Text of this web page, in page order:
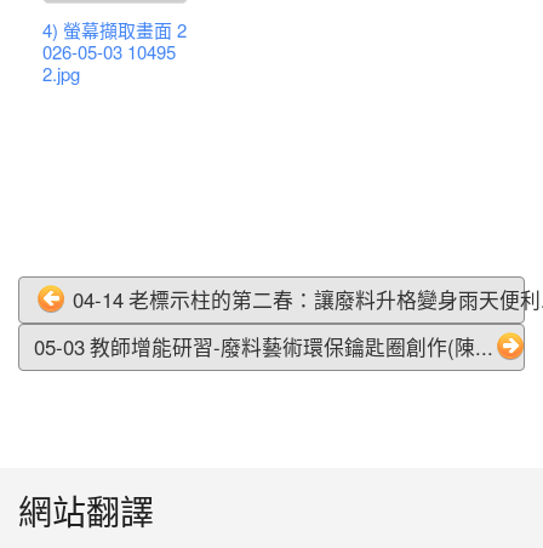
4) 螢幕擷取畫面 2
026-05-03 10495
2.jpg
04-14 老標示柱的第二春：讓廢料升格變身雨天便
05-03 教師增能研習-廢料藝術環保鑰匙圈創作(陳...
網站翻譯